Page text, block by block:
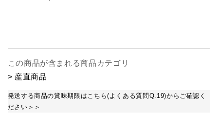
この商品が含まれる商品カテゴリ
> 産直商品
発送する商品の賞味期限はこちら(よくある質問Q.19)からご確認く
ださい＞＞